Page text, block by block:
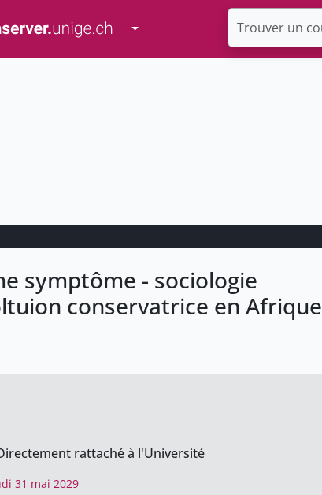
Toggle Dropdown
symptôme - sociologie
conservatrice en Afrique
rattaché à l'Université
31 mai 2029